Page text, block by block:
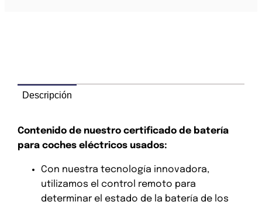
Descripción
Contenido de nuestro certificado de batería
para coches eléctricos usados:
Con nuestra tecnología innovadora,
utilizamos el control remoto para
determinar el estado de la batería de los